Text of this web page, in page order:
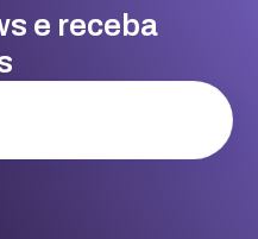
e receba